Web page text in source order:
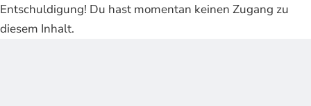
Entschuldigung! Du hast momentan keinen Zugang zu
diesem Inhalt.